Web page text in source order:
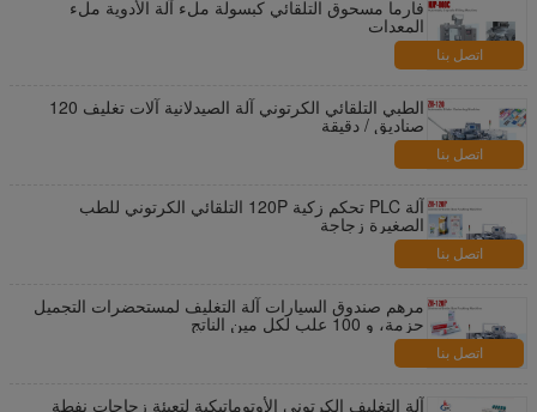
فارما مسحوق التلقائي كبسولة ملء آلة الأدوية ملء
المعدات
اتصل بنا
الطبي التلقائي الكرتوني آلة الصيدلانية آلات تغليف 120
صناديق / دقيقة
اتصل بنا
آلة PLC تحكم زكية 120P التلقائي الكرتوني للطب
الصغيرة زجاجة
اتصل بنا
مرهم صندوق السيارات آلة التغليف لمستحضرات التجميل
حزمة، و 100 علب لكل مين الناتج
اتصل بنا
آلة التغليف الكرتوني الأوتوماتيكية لتعبئة زجاجات نفطة